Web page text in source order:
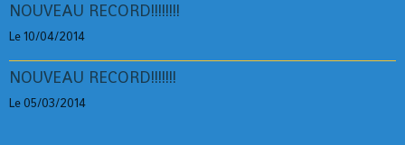
NOUVEAU RECORD!!!!!!!!
Le 10/04/2014
NOUVEAU RECORD!!!!!!!
Le 05/03/2014